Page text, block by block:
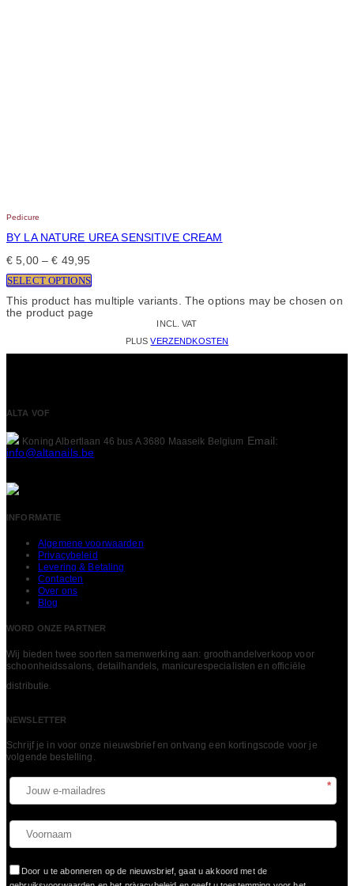
Pedicure
BY LA NATURE UREA SENSITIVE CREAM
€ 5,00–€ 49,95
SELECT OPTIONS
This product has multiple variants. The options may be chosen on
the product page
INCL. VAT
PLUSVERZENDKOSTEN
ALTA VOF
Koning Albertlaan 46 bus A 3680 Maaseik Belgium Email:
info@altanails.be
INFORMATIE
Algemene voorwaarden
Privacybeleid
Levering & Betaling
Contacten
Over ons
Blog
WORD ONZE PARTNER
Wij bieden twee soorten samenwerking aan: groothandelverkoop voor
schoonheidssalons, detailhandels, manicurespecialisten en officiële
distributie.
NEWSLETTER
Schrijf je in voor onze nieuwsbrief en ontvang een kortingscode voor je
volgende bestelling.​
*
Door u te abonneren op de nieuwsbrief, gaat u akkoord met de